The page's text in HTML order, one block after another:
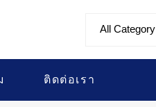
All Category
ติดต่อเรา